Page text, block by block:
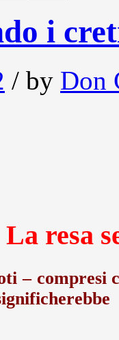
i
/ by Don
La resa
– compresi